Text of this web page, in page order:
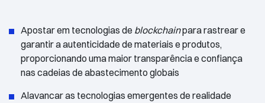
Apostar em tecnologias de blockchainpara rastrear e
garantir a autenticidade de materiais e produtos,
proporcionando uma maior transparência e confiança
nas cadeias de abastecimento globais
Alavancar as tecnologias emergentes de realidade